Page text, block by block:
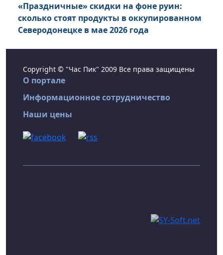
«Праздничные» скидки на фоне руин:
сколько стоят продукты в оккупированном
Северодонецке в мае 2026 года
Copyright © "Час Пик" 2009 Все права защищены
О портале
Информационное сотрудничество
Наши цены